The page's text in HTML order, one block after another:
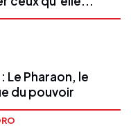
Le Pharaon, le
du pouvoir